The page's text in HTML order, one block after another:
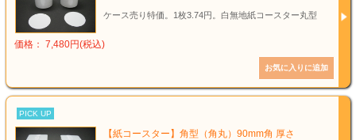
ケース売り特価。1枚3.74円。白無地紙コースター丸型
価格： 7,480円(税込)
PICK UP
【紙コースター】角型（角丸）90mm角 厚さ